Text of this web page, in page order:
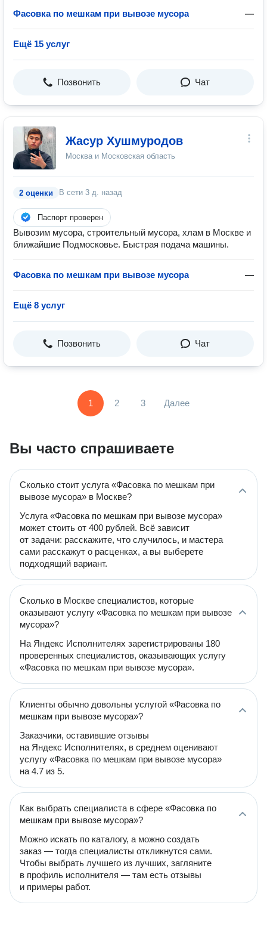
Фасовка по мешкам при вывозе мусора —
Ещё 15 услуг
Позвонить Чат
Жасур Хушмуродов
Москва и Московская область
2 оценки В сети 3 д. назад
Паспорт проверен
Вывозим мусора, строительный мусора, хлам в Москве и
ближайшие Подмосковье. Быстрая подача машины.
Фасовка по мешкам при вывозе мусора —
Ещё 8 услуг
Позвонить Чат
1 2 3 Далее
Вы часто спрашиваете
Сколько стоит услуга «Фасовка по мешкам при
вывозе мусора» в Москве?
Услуга «Фасовка по мешкам при вывозе мусора»
может стоить от 400 рублей. Всё зависит
от задачи: расскажите, что случилось, и мастера
сами расскажут о расценках, а вы выберете
подходящий вариант.
Сколько в Москве специалистов, которые
оказывают услугу «Фасовка по мешкам при вывозе
мусора»?
На Яндекс Исполнителях зарегистрированы 180
проверенных специалистов, оказывающих услугу
«Фасовка по мешкам при вывозе мусора».
Клиенты обычно довольны услугой «Фасовка по
мешкам при вывозе мусора»?
Заказчики, оставившие отзывы
на Яндекс Исполнителях, в среднем оценивают
услугу «Фасовка по мешкам при вывозе мусора»
на 4.7 из 5.
Как выбрать специалиста в сфере «Фасовка по
мешкам при вывозе мусора»?
Можно искать по каталогу, а можно создать
заказ — тогда специалисты откликнутся сами.
Чтобы выбрать лучшего из лучших, загляните
в профиль исполнителя — там есть отзывы
и примеры работ.